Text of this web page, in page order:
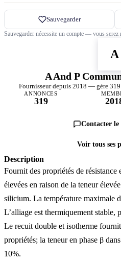
Sauvegarder
Sauvegarder nécessite un compte — vous
A
A And P
Fournisseur depuis 2018 — gère
ANNONCES
319
Contacter le
Voir tous ses
Description
Fournit des propriétés de résistance
élevées en raison de la teneur
silicium. La température maximale
L’alliage est thermiquement stable,
Le recuit double et isotherme
propriétés; la teneur en phase β
10%.